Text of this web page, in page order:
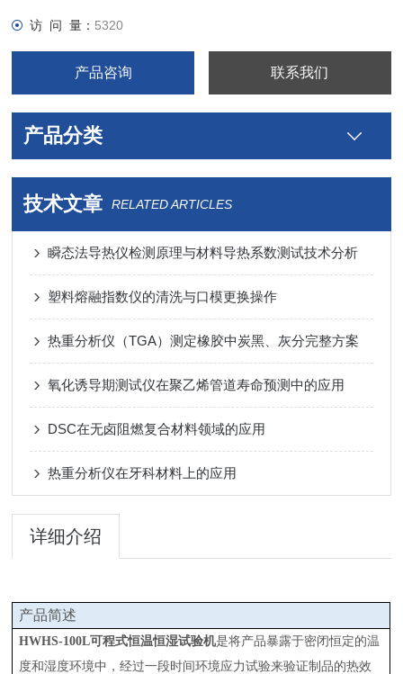
访 问 量： 5320
产品咨询 联系我们
产品分类
技术文章 RELATED ARTICLES
瞬态法导热仪检测原理与材料导热系数测试技术分析
塑料熔融指数仪的清洗与口模更换操作
热重分析仪（TGA）测定橡胶中炭黑、灰分完整方案
氧化诱导期测试仪在聚乙烯管道寿命预测中的应用
DSC在无卤阻燃复合材料领域的应用
热重分析仪在牙科材料上的应用
详细介绍
产品简述
HWHS-100L可程式恒温恒湿试验机是将产品暴露于密闭恒定的温
度和湿度环境中，经过一段时间环境应力试验来验证制品的热效